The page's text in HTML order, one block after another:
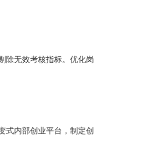
除无效考核指标。优化岗
式内部创业平台，制定创